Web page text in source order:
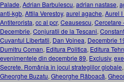
Palade, Adrian Barbulescu, adrian nastase,
anti-kgb, Attila Verestoy, aurel agache, Aurel
Antiterorista, cc al pcr, Ceausescu, Cercetare
Decembrie, Conjuratii de la Tescani,
Cuvantul Libertatii, Dan Voinea, Decembrie
Dumitru Coman, Editura Politica, Editura
evenimentele din decembrie 89, Exclusiv,
Secrete. România în jocul strategiilor globale,
Gheorghe Buzatu, Gheorghe Răboacă,